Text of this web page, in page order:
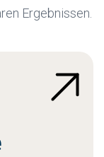
Ergebnissen.